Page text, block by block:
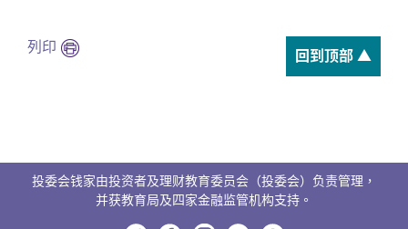
列印
回到顶部 ▲
投委会钱家由投资者及理财教育委员会（投委会）负责管理，
并获教育局及四家金融监管机构支持。